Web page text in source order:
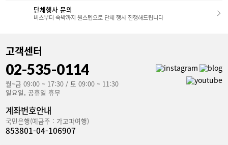
다. 엘리베이터를 타고 2층으로 올라가면바로 로비
었습니다.객실- 레지던스 - 이제 레지던스의 객실을
살펴보겠습니다!​레지던스 객실 타입은디럭스부터
스위트까지 총 8가지그리고 그 안에 구성에따라 세
부적으로 여러 타입으로 나뉘기 때문에정말 다양한
테리어와마주보는 데이베드로 구성되어 있었는데
요,창밖으로 펼쳐지는 오션뷰가 인상적이었습니
달라 여행 목적에 따라 선택할 수 있습니다.​​​어반 마
루 먼저 어반 마루입니다.넉넉한 킹 매트리스가 놓
다.​​​​어반 듀플렉스 이어서 소개해 드릴 객실은어반
듀플렉스입니다.​이 객실은 복층 구조로 되어 있어
공간감이 훨씬 넓고특별하게 느껴졌는데요아래층
이지 않나 싶습니다.​​​패밀리 미디엄 패밀리 미디엄
단체행사 문의
버스부터 숙박까지 원스텝으로 단체 행사 진행해드립니다
고객센터
02-535-0114
월~금 09:00 ~ 17:30 / 토 09:00 ~ 11:30
일요일, 공휴일 휴무
계좌번호안내
국민은행(예금주 : 가고파여행)
853801-04-106907